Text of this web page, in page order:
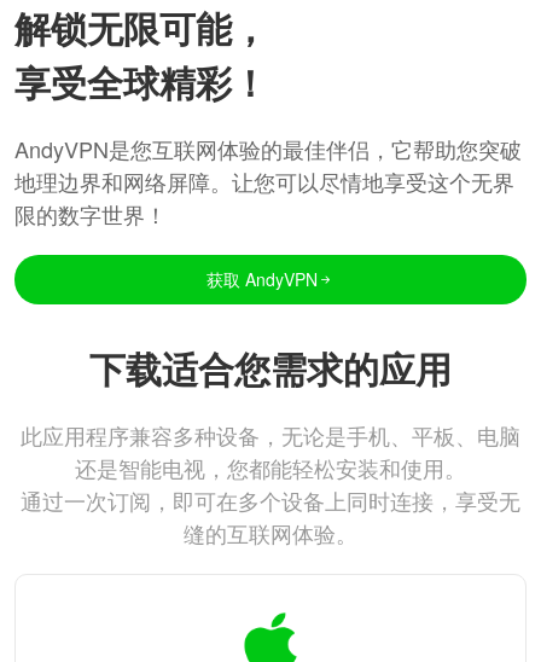
解锁无限可能，
享受全球精彩！
AndyVPN是您互联网体验的最佳伴侣，它帮助您突破
地理边界和网络屏障。让您可以尽情地享受这个无界
限的数字世界！
获取 AndyVPN
下载适合您需求的应用
此应用程序兼容多种设备，无论是手机、平板、电脑
还是智能电视，您都能轻松安装和使用。
通过一次订阅，即可在多个设备上同时连接，享受无
缝的互联网体验。